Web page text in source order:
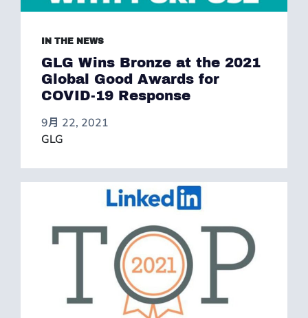
IN THE NEWS
GLG Wins Bronze at the 2021
Global Good Awards for
COVID-19 Response
9月 22, 2021
GLG